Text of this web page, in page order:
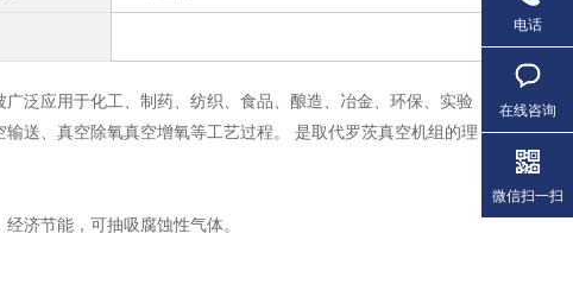
泛应用于化工、制药、纺织、食品、酿造、冶金、环保、实验
送、真空除氧真空增氧等工艺过程。 是取代罗茨真空机组的理
济节能，可抽吸腐蚀性气体。
电话
在线咨询
微信扫一扫